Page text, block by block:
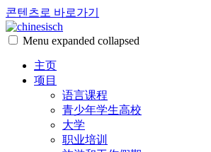
콘텐츠로 바로가기
Menu expanded collapsed
主页
项目
语言课程
青少年学生高校
大学
职业培训